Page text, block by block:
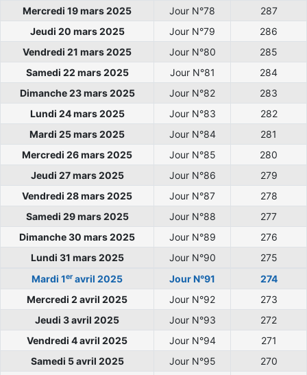
Mercredi 19 mars 2025
Jour N°78
287
Jeudi 20 mars 2025
Jour N°79
286
Vendredi 21 mars 2025
Jour N°80
285
Samedi 22 mars 2025
Jour N°81
284
Dimanche 23 mars 2025
Jour N°82
283
Lundi 24 mars 2025
Jour N°83
282
Mardi 25 mars 2025
Jour N°84
281
Mercredi 26 mars 2025
Jour N°85
280
Jeudi 27 mars 2025
Jour N°86
279
Vendredi 28 mars 2025
Jour N°87
278
Samedi 29 mars 2025
Jour N°88
277
Dimanche 30 mars 2025
Jour N°89
276
Lundi 31 mars 2025
Jour N°90
275
Mardi 1er avril 2025 Jour N°91
274
Mercredi 2 avril 2025
Jour N°92
273
Jeudi 3 avril 2025
Jour N°93
272
Vendredi 4 avril 2025
Jour N°94
271
Samedi 5 avril 2025
Jour N°95
270